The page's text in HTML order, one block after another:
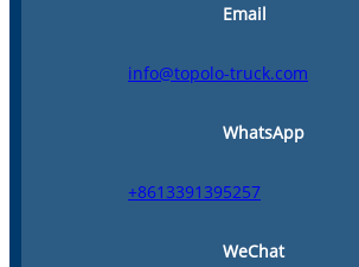
Email
info@topolo-truck.com
WhatsApp
+8613391395257
WeChat